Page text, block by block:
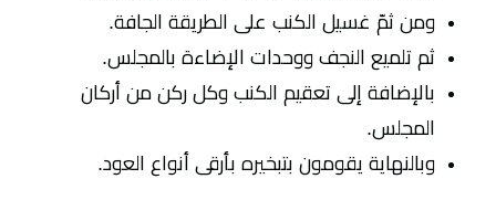
ومن ثمّ غسيل الكنب على الطريقة الجافة.
ثم تلميع النجف ووحدات الإضاءة بالمجلس.
بالإضافة إلى تعقيم الكنب وكل ركن من أركان
المجلس.
وبالنهاية يقومون بتبخيره بأرقى أنواع العود.